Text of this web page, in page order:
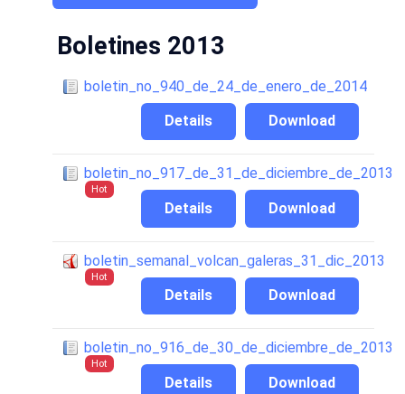
Boletines 2013
boletin_no_940_de_24_de_enero_de_2014
Download
Details
boletin_no_917_de_31_de_diciembre_de_2013
Hot
Download
Details
boletin_semanal_volcan_galeras_31_dic_2013
Hot
Download
Details
boletin_no_916_de_30_de_diciembre_de_2013
Hot
Download
Details